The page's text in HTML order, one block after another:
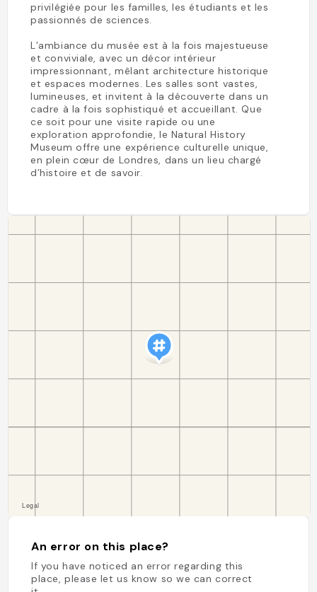
privilégiée pour les familles, les étudiants et les
passionnés de sciences.
L’ambiance du musée est à la fois majestueuse
et conviviale, avec un décor intérieur
impressionnant, mêlant architecture historique
et espaces modernes. Les salles sont vastes,
lumineuses, et invitent à la découverte dans un
cadre à la fois sophistiqué et accueillant. Que
ce soit pour une visite rapide ou une
exploration approfondie, le Natural History
Museum offre une expérience culturelle unique,
en plein cœur de Londres, dans un lieu chargé
d’histoire et de savoir.
An error on this place?
If you have noticed an error regarding this
place, please let us know so we can correct